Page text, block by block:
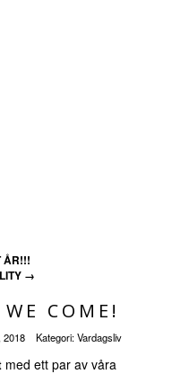
ÅR!!!
→
COME!
2018 Kategori:Vardagsliv
med ett par av våra